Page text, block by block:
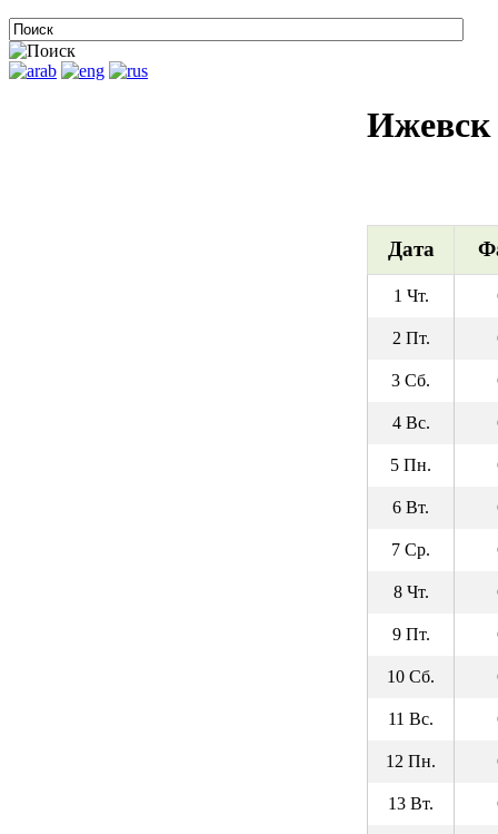
Ижевск
Дата
1 Чт.
2 Пт.
3 Сб.
4 Вс.
5 Пн.
6 Вт.
7 Ср.
8 Чт.
9 Пт.
10 Сб.
11 Вс.
12 Пн.
13 Вт.